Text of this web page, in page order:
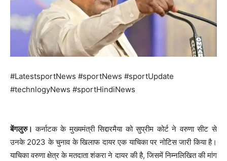
#LatestsportNews #sportNews #sportUpdate
#technlogyNews #sportHindiNews
बेंगलुरु।कर्नाटक के मुख्यमंत्री सिद्दारमैया को सुप्रीम कोर्ट ने वरुणा सीट से
उनके 2023 के चुनाव के खिलाफ दायर एक याचिका पर नोटिस जारी किया है।
याचिका वरुणा क्षेत्र के मतदाता शंकरा ने दायर की है, जिसमें निम्नलिखित की मांग